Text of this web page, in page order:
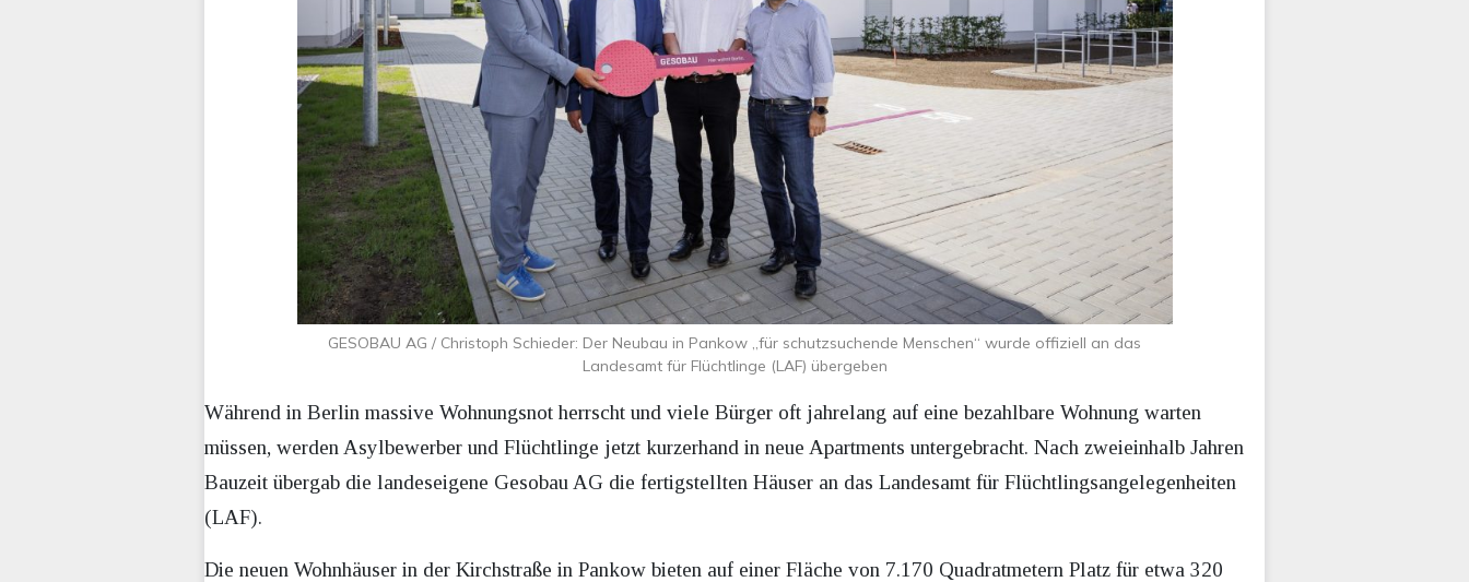
GESOBAU AG / Christoph Schieder: Der Neubau in Pankow „für schutzsuchende Menschen“ wurde offiziell an das
Landesamt für Flüchtlinge (LAF) übergeben
Während in Berlin massive Wohnungsnot herrscht und viele Bürger oft jahrelang auf eine bezahlbare Wohnung warten
müssen, werden Asylbewerber und Flüchtlinge jetzt kurzerhand in neue Apartments untergebracht. Nach zweieinhalb Jahren
Bauzeit übergab die landeseigene Gesobau AG die fertigstellten Häuser an das Landesamt für Flüchtlingsangelegenheiten
(LAF).
Die neuen Wohnhäuser in der Kirchstraße in Pankow bieten auf einer Fläche von 7.170 Quadratmetern Platz für etwa 320